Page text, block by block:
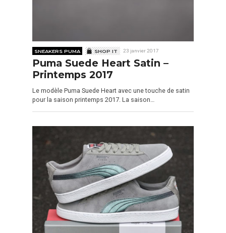
SNEAKERS PUMA SHOP IT 23 janvier 2017
Puma Suede Heart Satin –
Printemps 2017
Le modèle Puma Suede Heart avec une touche de satin
pour la saison printemps 2017. La saison…